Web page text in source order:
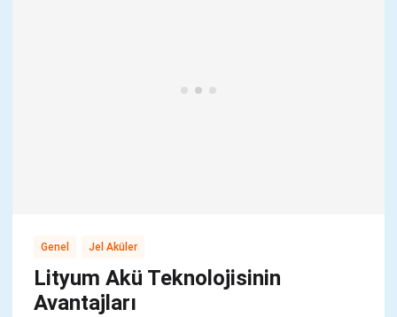
Genel Jel Aküler
Lityum Akü Teknolojisinin
Avantajları